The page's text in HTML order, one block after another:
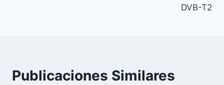
DVB-T2
Publicaciones Similares